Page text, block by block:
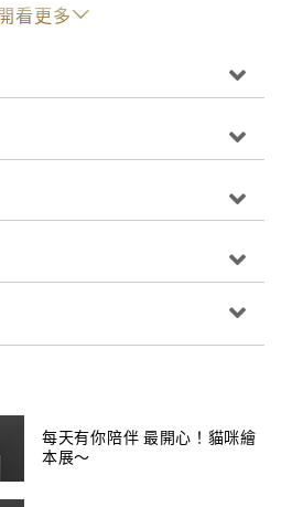
會變成真正的貓，不會被拋棄
拜訪了各式各樣的貓咪：
旅人貓，
正你也不睡覺主持人傑尼、
本書是什麼？｜誰在誠品
看更多
每天有你陪伴 最開心！貓咪繪
本展～